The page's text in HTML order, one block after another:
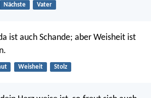
Nächste Vater
ist auch Schande; aber Weisheit ist
Weisheit Stolz